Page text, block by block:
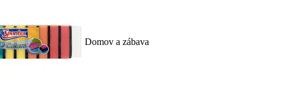
Domov a zábava